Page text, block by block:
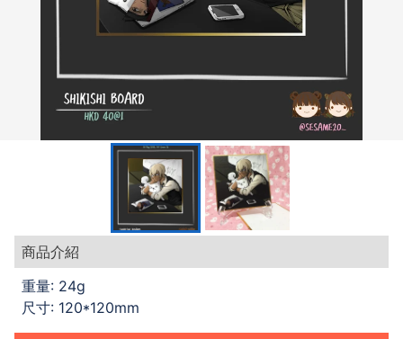
商品介紹
重量: 24g
尺寸: 120*120mm